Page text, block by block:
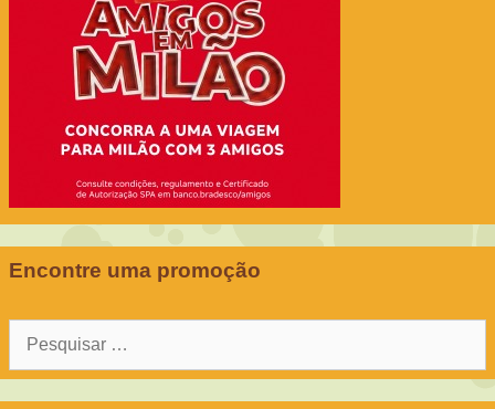
Encontre uma promoção